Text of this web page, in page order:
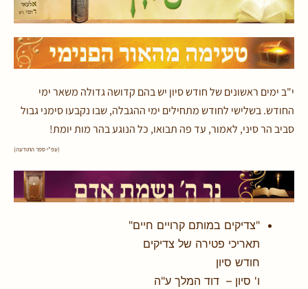
י"ב ימים ראשונים של חודש סיון יש בהם קדושה גדולה משאר ימי
החודש. בשלישי לחודש מתחילים ימי ההגבלה, שבו נקבעו סימני גבול
סביב הר סיני, לאמור, עד פה תבואו, כל הנוגע בהר מות יומת!
(עפ"י ספר התודעה)
"צדיקים במותם קרויים חיים"
תאריכי פטירה של צדיקים
חודש סיון
ו' סיון – דוד המלך ע"ה